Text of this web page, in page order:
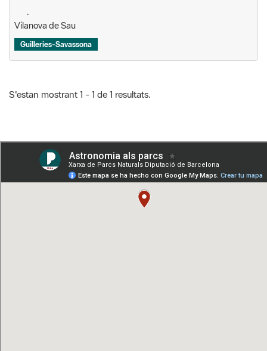
.
Vilanova de Sau
Guilleries-Savassona
S'estan mostrant 1 - 1 de 1 resultats.